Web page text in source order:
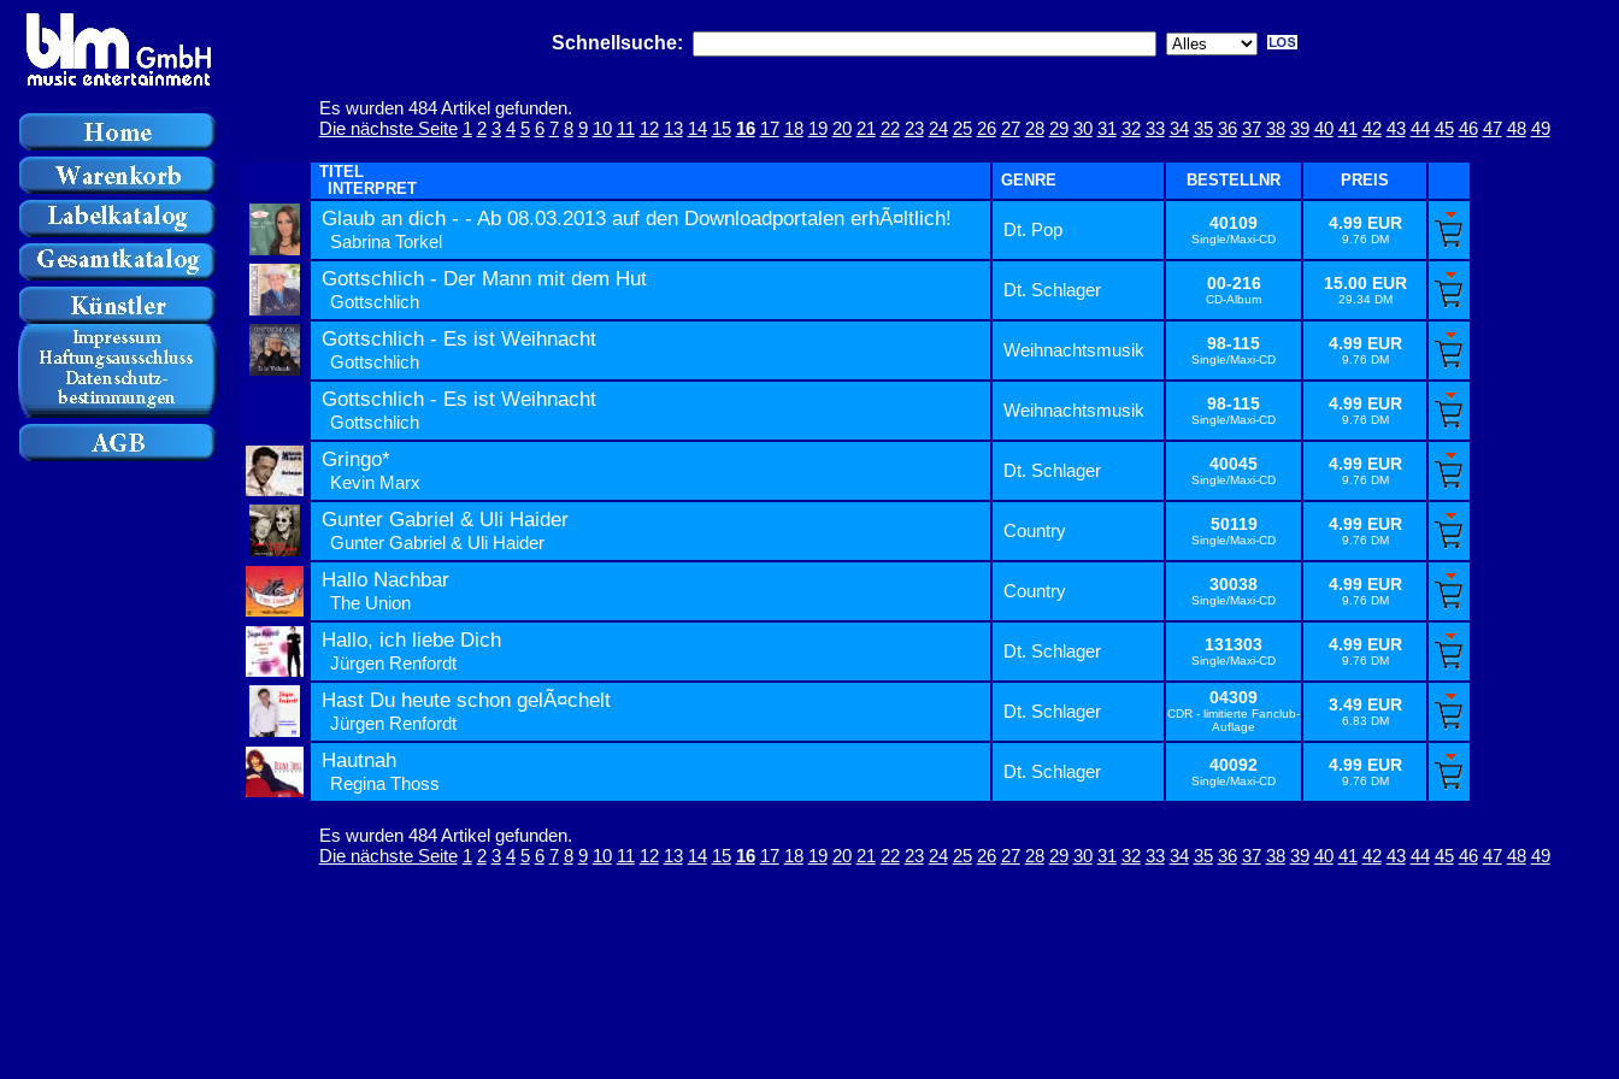
Schnellsuche:
Es wurden 484 Artikel gefunden.
Die nächste Seite 1 2 3 4 5 6 7 8 9 10 11 12 13 14 15 16 17 18 19 20 21 22 23 24 25 26 27 28 29 30 31 32 33 34 35 36 37 38 39 40 41 42 43 44 45 46 47 48 49
TITEL
INTERPRET
GENRE BESTELLNR PREIS
Glaub an dich - - Ab 08.03.2013 auf den Downloadportalen erhÃ¤ltlich!
Sabrina Torkel
Dt. Pop 40109
Single/Maxi-CD
4.99 EUR
9.76 DM
Gottschlich - Der Mann mit dem Hut
Gottschlich
Dt. Schlager 00-216
CD-Album
15.00 EUR
29.34 DM
Gottschlich - Es ist Weihnacht
Gottschlich
Weihnachtsmusik 98-115
Single/Maxi-CD
4.99 EUR
9.76 DM
Gottschlich - Es ist Weihnacht
Gottschlich
Weihnachtsmusik 98-115
Single/Maxi-CD
4.99 EUR
9.76 DM
Gringo*
Kevin Marx
Dt. Schlager 40045
Single/Maxi-CD
4.99 EUR
9.76 DM
Gunter Gabriel & Uli Haider
Gunter Gabriel & Uli Haider
Country 50119
Single/Maxi-CD
4.99 EUR
9.76 DM
Hallo Nachbar
The Union
Country 30038
Single/Maxi-CD
4.99 EUR
9.76 DM
Hallo, ich liebe Dich
Jürgen Renfordt
Dt. Schlager 131303
Single/Maxi-CD
4.99 EUR
9.76 DM
Hast Du heute schon gelÃ¤chelt
Jürgen Renfordt
Dt. Schlager
04309
CDR - limitierte Fanclub-
Auflage
3.49 EUR
6.83 DM
Hautnah
Regina Thoss
Dt. Schlager 40092
Single/Maxi-CD
4.99 EUR
9.76 DM
Es wurden 484 Artikel gefunden.
Die nächste Seite 1 2 3 4 5 6 7 8 9 10 11 12 13 14 15 16 17 18 19 20 21 22 23 24 25 26 27 28 29 30 31 32 33 34 35 36 37 38 39 40 41 42 43 44 45 46 47 48 49